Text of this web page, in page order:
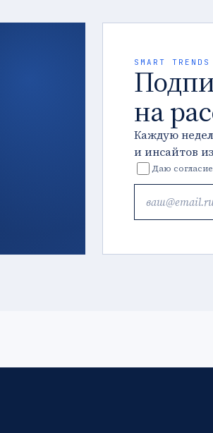
SMART TRENDS
на
Каждую
и инсайтов
Даю